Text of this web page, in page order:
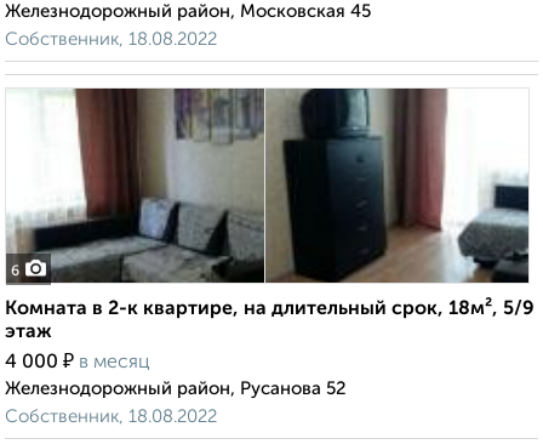
Железнодорожный район, Московская 45
Собственник, 18.08.2022
6
Комната в 2-к квартире, на длительный срок, 18м², 5/9
этаж
4 000 ₽ в месяц
Железнодорожный район, Русанова 52
Собственник, 18.08.2022